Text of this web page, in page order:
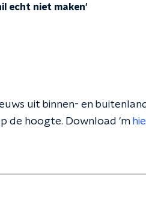
echt niet maken'
uit binnen- en
de hoogte. Download 'm